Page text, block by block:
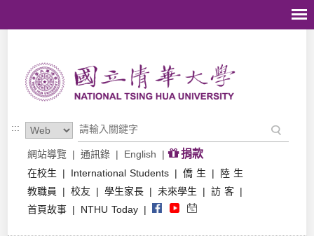
:::
網站導覽 | 通訊錄 | English | 捐款
在校生 | International Students | 僑 生 |
陸 生
教職員
| 校友 | 學生家長 | 未來學生 | 訪 客 |
首頁故事 | NTHU Today |